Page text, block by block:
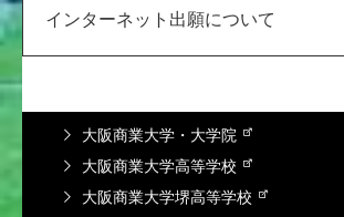
インターネット出願について
求人検索NAVI
大阪商業大学・大学院
大阪商業大学高等学校
大阪商業大学堺高等学校